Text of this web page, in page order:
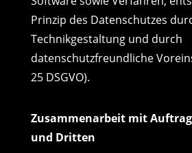
Prinzip des Datenschutzes
Technikgestaltung und durch
datenschutzfreundliche
25 DSGVO).
Zusammenarbeit mit
und Dritten